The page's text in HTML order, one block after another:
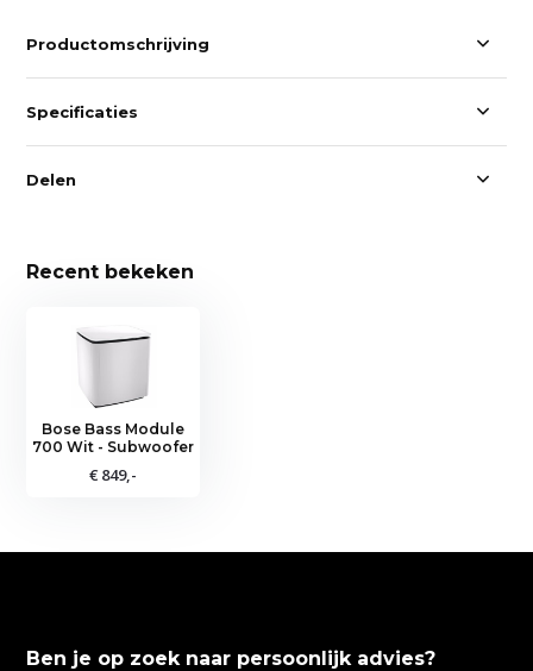
Productomschrijving
Specificaties
Delen
Recent bekeken
Bose Bass Module
700 Wit - Subwoofer
€ 849,-
Ben je op zoek naar persoonlijk advies?